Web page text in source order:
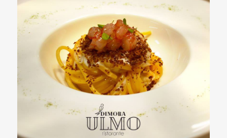
riferimento per chi cerca autenticità, atmosfera e
accoglienza. Oggi Morgan è un ristorante che
unisce tradizione lucana e cucina contemporanea,
valorizzando ingredienti locali, stagionalità e
tecniche moderne. Anche la pizza occupa un ruolo
centrale, con impasti curati, farine selezionate e un
equilibrio tra innovazione e tradizione. Più che
un’esperienza gastronomica, Morgan offre un
viaggio nel fascino dei Sassi di Matera, dove storia,
gusto e identità convivono in un ambiente unico e
suggestivo.